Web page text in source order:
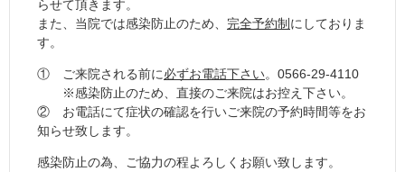
らせて頂きます。
また、当院では感染防止のため、 完全予約制 にしておりま
す。
① ご来院される前に必ずお電話下さい。0566-29-4110
※感染防止のため、直接のご来院はお控え下さい。
② お電話にて症状の確認を行いご来院の予約時間等をお
知らせ致します。
感染防止の為、ご協力の程よろしくお願い致します。